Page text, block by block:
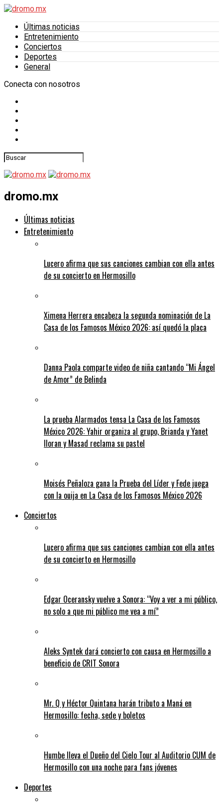
Últimas noticias
Entretenimiento
Conciertos
Deportes
General
Conecta con nosotros
dromo.mx
Últimas noticias
Entretenimiento
Lucero afirma que sus canciones cambian con ella antes
de su concierto en Hermosillo
Ximena Herrera encabeza la segunda nominación de La
Casa de los Famosos México 2026: así quedó la placa
Danna Paola comparte video de niña cantando “Mi Ángel
de Amor” de Belinda
La prueba Alarmados tensa La Casa de los Famosos
México 2026: Yahir organiza al grupo, Brianda y Yanet
lloran y Masad reclama su pastel
Moisés Peñaloza gana la Prueba del Líder y Fede juega
con la ouija en La Casa de los Famosos México 2026
Conciertos
Lucero afirma que sus canciones cambian con ella antes
de su concierto en Hermosillo
Edgar Oceransky vuelve a Sonora: “Voy a ver a mi público,
no solo a que mi público me vea a mí”
Aleks Syntek dará concierto con causa en Hermosillo a
beneficio de CRIT Sonora
Mr. Q y Héctor Quintana harán tributo a Maná en
Hermosillo: fecha, sede y boletos
Humbe lleva el Dueño del Cielo Tour al Auditorio CUM de
Hermosillo con una noche para fans jóvenes
Deportes